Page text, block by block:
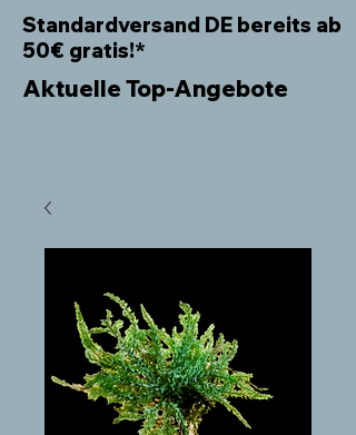
Standardversand DE bereits ab
50€ gratis!*
Aktuelle Top-Angebote